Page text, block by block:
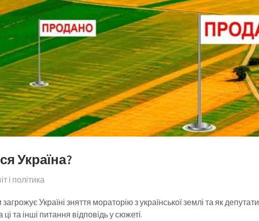
Україна?
і політика
Україні зняття мораторію з української землі та як депутати
та інші питання відповідь у сюжеті.